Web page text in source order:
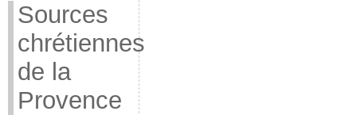
Sources
chrétiennes
de la
Provence